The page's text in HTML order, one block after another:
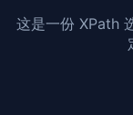
这是一份 XPath